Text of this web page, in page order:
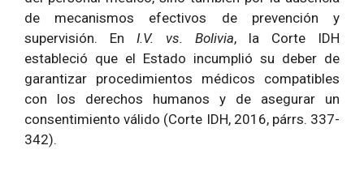
de mecanismos efectivos de prevención y
supervisión. En I.V. vs. Bolivia, la Corte IDH
estableció que el Estado incumplió su deber de
garantizar procedimientos médicos compatibles
con los derechos humanos y de asegurar un
consentimiento válido (Corte IDH, 2016, párrs. 337-
342).